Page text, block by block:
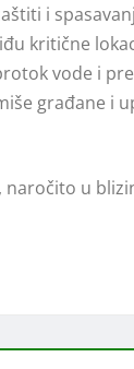
i
kritične
vode i
građane i
u